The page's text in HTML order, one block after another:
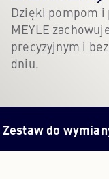
Newsletter
Język: Polski
Dzięki pompom i
MEYLE
precyzyjnym i
dniu.
oleju w